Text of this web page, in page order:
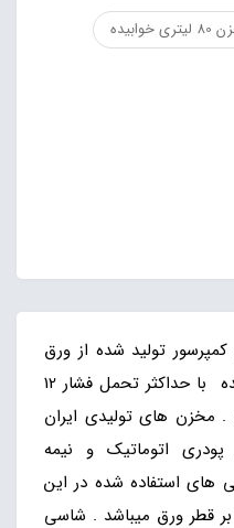
خوابیده
کمپرسور تولید شده از ورق
سیاه فولاد مبارکه ST37 نورد شده با حداکثر تحمل فشار 12
. مخزن های تولیدی ایران
اتوماتیک و نیمه
های استفاده شده در این
بر قطر ورق میباشد . شاسی